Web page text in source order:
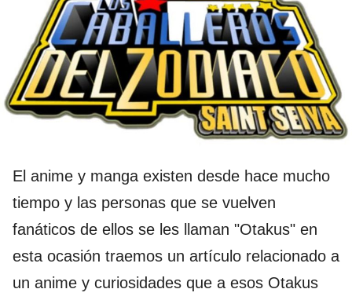
El anime y manga existen desde hace mucho
tiempo y las personas que se vuelven
fanáticos de ellos se les llaman "Otakus" en
esta ocasión traemos un artículo relacionado a
un anime y curiosidades que a esos Otakus